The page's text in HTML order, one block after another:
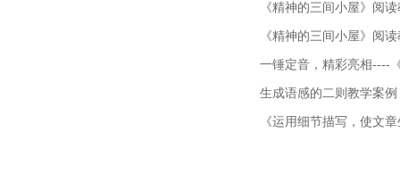
《精神的三间小屋》阅
《精神的三间小屋》阅
一锤定音，精彩亮相----
生成语感的二则教学案例
《运用细节描写，使文